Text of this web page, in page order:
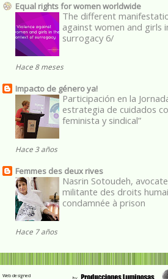
Equal rights for women worldwide
The different
against women and girls
surrogacy 6/
Hace 8 meses
Impacto de género ya!
Participación en la
estrategia de cuidados
feminista y sindical”
Hace 3 años
Femmes des deux rives
Nasrin Sotoudeh,
militante des droits
condamnée à prison
Hace 7 años
Web designed